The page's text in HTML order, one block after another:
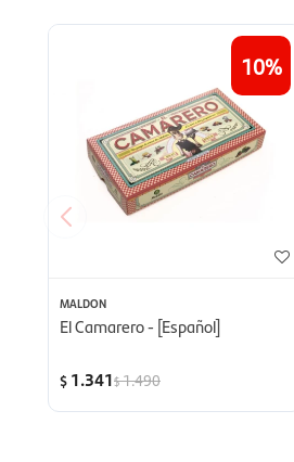
10
MALDON
El Camarero - [Español]
$ 1.341$1.490